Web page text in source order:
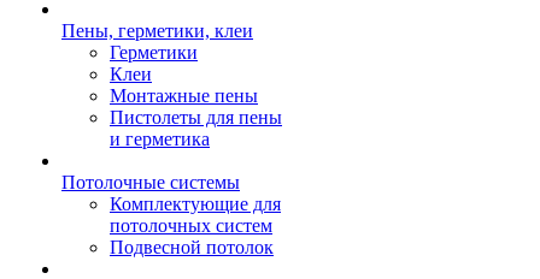
Пены, герметики, клеи
Герметики
Клеи
Монтажные пены
Пистолеты для пены
и герметика
Потолочные системы
Комплектующие для
потолочных систем
Подвесной потолок